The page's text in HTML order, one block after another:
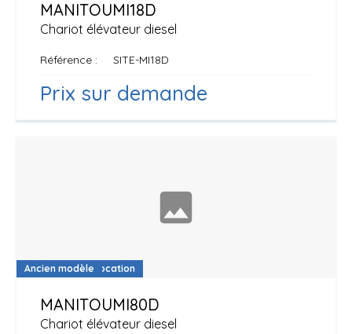
Chariot élévateur diesel
MANITOUMI18D
Référence SITE-MI18D
Prix sur demande
Disponible à la location
Ancien modèle
Chariot élévateur diesel
MANITOUMI80D